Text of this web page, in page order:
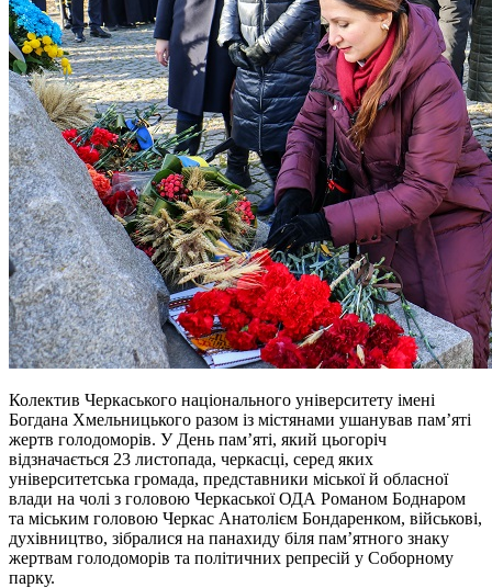
Колектив Черкаського національного університету імені
Богдана Хмельницького разом із містянами ушанував пам’яті
жертв голодоморів. У День пам’яті, який цьогоріч
відзначається 23 листопада, черкасці, серед яких
університетська громада, представники міської й обласної
влади на чолі з головою Черкаської ОДА Романом Боднаром
та міським головою Черкас Анатолієм Бондаренком, військові,
духівництво, зібралися на панахиду біля пам’ятного знаку
жертвам голодоморів та політичних репресій у Соборному
парку.